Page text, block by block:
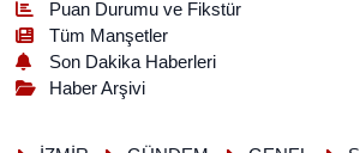
Puan Durumu ve Fikstür
Tüm Manşetler
Son Dakika Haberleri
Haber Arşivi